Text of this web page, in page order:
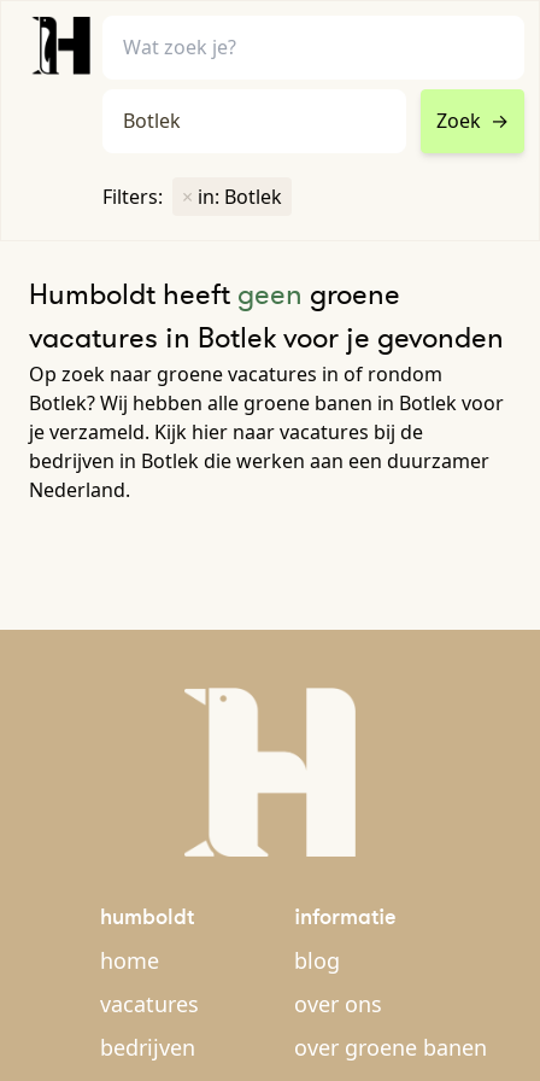
Zoek →
Filters: × in: Botlek
Humboldt heeft geen groene
vacatures in Botlek voor je gevonden
Op zoek naar groene vacatures in of rondom
Botlek? Wij hebben alle groene banen in Botlek voor
je verzameld. Kijk hier naar vacatures bij de
bedrijven in Botlek die werken aan een duurzamer
Nederland.
humboldt
home
vacatures
bedrijven
informatie
blog
over ons
over groene banen